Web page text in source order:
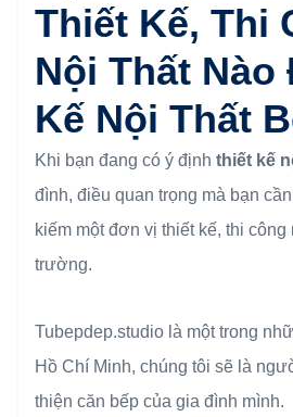
Thiết Kế, Thi
Nội Thất Nào
Kế Nội Thất
Khi bạn đang có ý định thiết kế
đình, điều quan trọng mà bạn
kiếm một đơn vị thiết kế, thi công
trường.
Tubepdep.studio là một trong
Hồ Chí Minh, chúng tôi sẽ là
thiện căn bếp của gia đình mình.